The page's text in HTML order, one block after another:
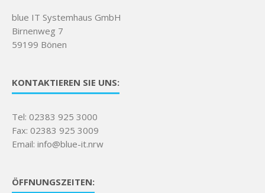
blue IT Systemhaus GmbH
Birnenweg 7
59199 Bönen
KONTAKTIEREN SIE UNS:
Tel: 02383 925 3000
Fax: 02383 925 3009
Email: info@blue-it.nrw
ÖFFNUNGSZEITEN: